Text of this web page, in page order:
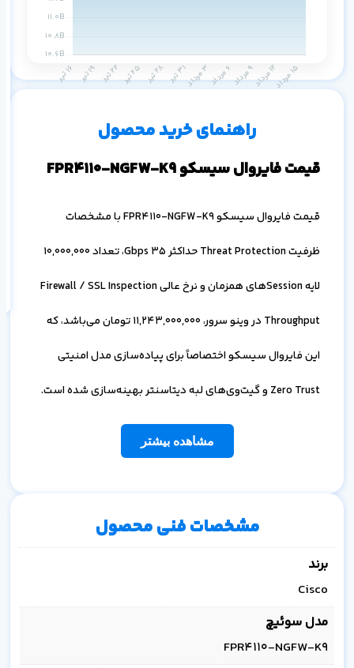
راهنمای خرید محصول
قیمت فایروال سیسکو FPR4110-NGFW-K9
قیمت فایروال سیسکو FPR4110-NGFW-K9 با مشخصات
ظرفیت Threat Protection حداکثر 35 Gbps، تعداد 10,000,000
لایه Sessionهای همزمان و نرخ عالی Firewall / SSL Inspection
Throughput در وینو سرور،
11,243,000,000تومان می‌باشد، که
این فایروال سیسکو اختصاصاً برای پیاده‌سازی مدل امنیتی
Zero Trust و گیت‌وی‌های لبه دیتاسنتر بهینه‌سازی شده است.
مشاهده بیشتر
مشخصات فنی محصول
برند
Cisco
مدل سوئیچ
FPR4110-NGFW-K9